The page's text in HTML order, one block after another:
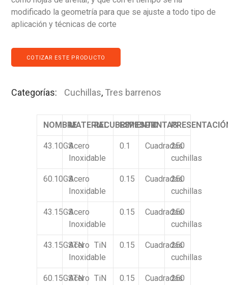
modificado la geometría para que se ajuste a todo tipo de
aplicación y técnicas de corte
COTIZAR ESTE PRODUCTO
Categorías: Cuchillas, Tres barrenos
NOMBREMATERIALRECUBRIMIENTO
ESPESORPUNTAS
43.10GSAcero
Inoxidable
0.1 Cuadradas
250
cuchillas
60.10GSAcero
Inoxidable
0.15 Cuadradas
250
cuchillas
43.15GSAcero
Inoxidable
0.15 Cuadradas
250
cuchillas
43.15GSTN
Acero
Inoxidable
TiN 0.15 Cuadradas
250
cuchillas
60.15GSTN
Acero TiN 0.15 Cuadradas
250